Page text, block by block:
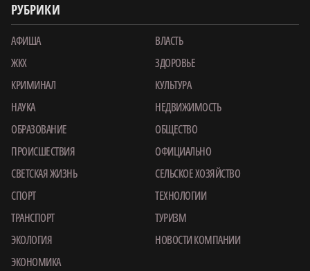
РУБРИКИ
АФИША
ВЛАСТЬ
ЖКХ
ЗДОРОВЬЕ
КРИМИНАЛ
КУЛЬТУРА
НАУКА
НЕДВИЖИМОСТЬ
ОБРАЗОВАНИЕ
ОБЩЕСТВО
ПРОИСШЕСТВИЯ
ОФИЦИАЛЬНО
СВЕТСКАЯ ЖИЗНЬ
СЕЛЬСКОЕ ХОЗЯЙСТВО
СПОРТ
ТЕХНОЛОГИИ
ТРАНСПОРТ
ТУРИЗМ
ЭКОЛОГИЯ
НОВОСТИ КОМПАНИИ
ЭКОНОМИКА